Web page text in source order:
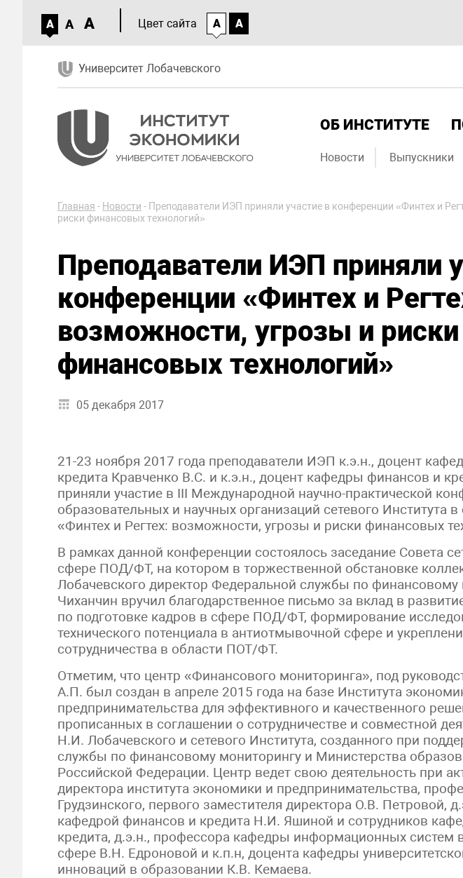
A A A Цвет сайта A A
Университет Лобачевского
ОБ ИНСТИТУТЕ
Новости Выпускники
Главная - Новости - Преподаватели ИЭП приняли участие в конференции «Финтех и
риски финансовых технологий»
Преподаватели ИЭП приняли
конференции «Финтех и
возможности, угрозы и риски
финансовых технологий»
05 декабря 2017
21-23 ноября 2017 года преподаватели ИЭП к.э.н., доцент
кредита Кравченко В.С. и к.э.н., доцент кафедры финансов и
приняли участие в III Международной научно-практической
образовательных и научных организаций сетевого
«Финтех и Регтех: возможности, угрозы и риски финансовых
В рамках данной конференции состоялось заседание Совета
сфере ПОД/ФТ, на котором в торжественной обстановке
Лобачевского директор Федеральной службы по
Чиханчин вручил благодарственное письмо за вклад в
по подготовке кадров в сфере ПОД/ФТ, формирование
технического потенциала в антиотмывочной сфере и
сотрудничества в области ПОТ/ФТ.
Отметим, что центр «Финансового мониторинга», под
А.П. был создан в апреле 2015 года на базе Института
предпринимательства для эффективного и качественного
прописанных в соглашении о сотрудничестве и совместной
Н.И. Лобачевского и сетевого Института, созданного при
службы по финансовому мониторингу и Министерства
Российской Федерации. Центр ведет свою деятельность при
директора института экономики и предпринимательства,
Грудзинского, первого заместителя директора О.В. Петровой,
кафедрой финансов и кредита Н.И. Яшиной и сотрудников
кредита, д.э.н., профессора кафедры информационных систем
сфере В.Н. Едроновой и к.п.н, доцента кафедры
инноваций в образовании К.В. Кемаева.